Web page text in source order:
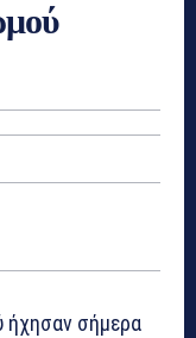
ήχησαν σήμερα